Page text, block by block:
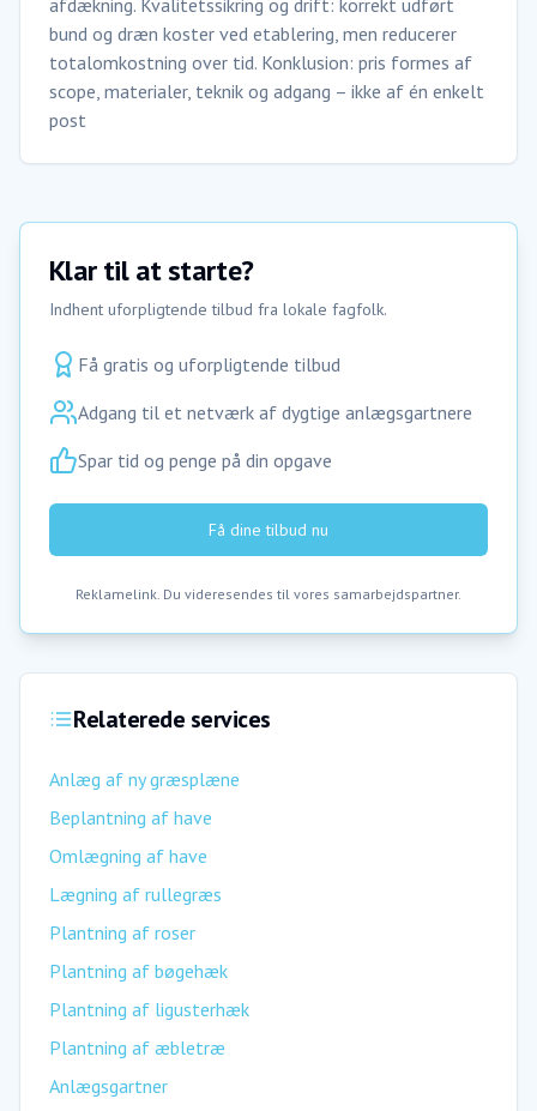
afdækning. Kvalitetssikring og drift: korrekt udført
bund og dræn koster ved etablering, men reducerer
totalomkostning over tid. Konklusion: pris formes af
scope, materialer, teknik og adgang – ikke af én enkelt
post
Klar til at starte?
Indhent uforpligtende tilbud fra lokale fagfolk.
Få gratis og uforpligtende tilbud
Adgang til et netværk af dygtige anlægsgartnere
Spar tid og penge på din opgave
Få dine tilbud nu
Reklamelink. Du videresendes til vores samarbejdspartner.
Relaterede services
Anlæg af ny græsplæne
Beplantning af have
Omlægning af have
Lægning af rullegræs
Plantning af roser
Plantning af bøgehæk
Plantning af ligusterhæk
Plantning af æbletræ
Anlægsgartner